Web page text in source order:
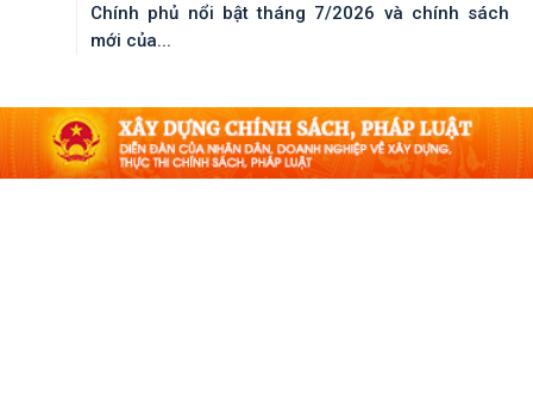
Chính phủ nổi bật tháng 7/2026 và chính sách
mới của...